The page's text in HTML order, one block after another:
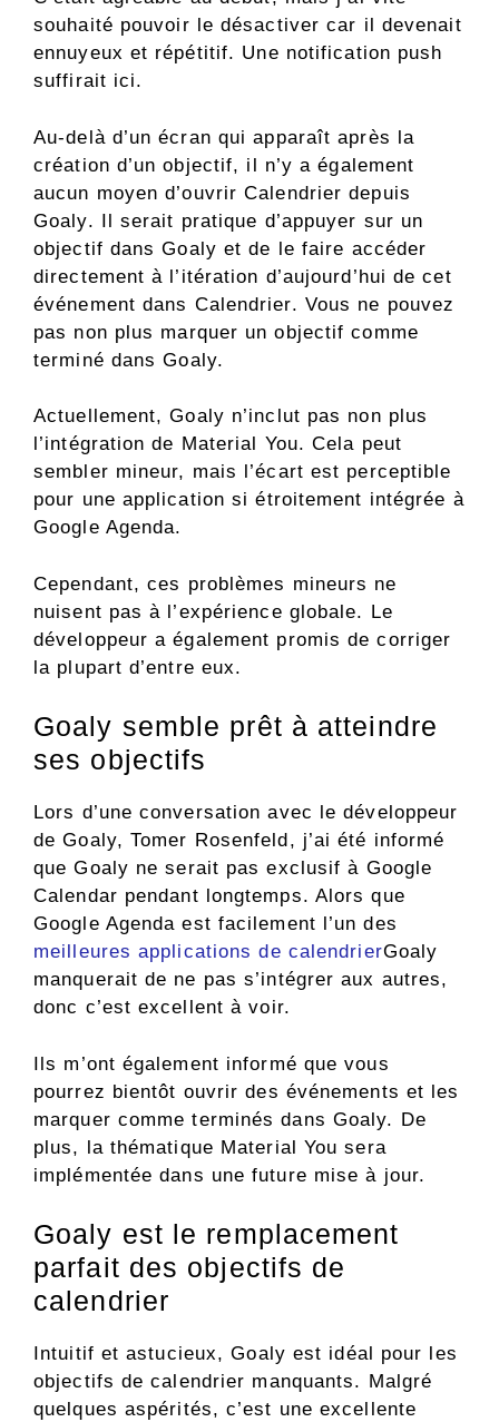
souhaité pouvoir le désactiver car il devenait
ennuyeux et répétitif. Une notification push
suffirait ici.
Au-delà d’un écran qui apparaît après la
création d’un objectif, il n’y a également
aucun moyen d’ouvrir Calendrier depuis
Goaly. Il serait pratique d’appuyer sur un
objectif dans Goaly et de le faire accéder
directement à l’itération d’aujourd’hui de cet
événement dans Calendrier. Vous ne pouvez
pas non plus marquer un objectif comme
terminé dans Goaly.
Actuellement, Goaly n’inclut pas non plus
l’intégration de Material You. Cela peut
sembler mineur, mais l’écart est perceptible
pour une application si étroitement intégrée à
Google Agenda.
Cependant, ces problèmes mineurs ne
nuisent pas à l’expérience globale. Le
développeur a également promis de corriger
la plupart d’entre eux.
Goaly semble prêt à atteindre
ses objectifs
Lors d’une conversation avec le développeur
de Goaly, Tomer Rosenfeld, j’ai été informé
que Goaly ne serait pas exclusif à Google
Calendar pendant longtemps. Alors que
Google Agenda est facilement l’un des
meilleures applications de calendrierGoaly
manquerait de ne pas s’intégrer aux autres,
donc c’est excellent à voir.
Ils m’ont également informé que vous
pourrez bientôt ouvrir des événements et les
marquer comme terminés dans Goaly. De
plus, la thématique Material You sera
implémentée dans une future mise à jour.
Goaly est le remplacement
parfait des objectifs de
calendrier
Intuitif et astucieux, Goaly est idéal pour les
objectifs de calendrier manquants. Malgré
quelques aspérités, c’est une excellente